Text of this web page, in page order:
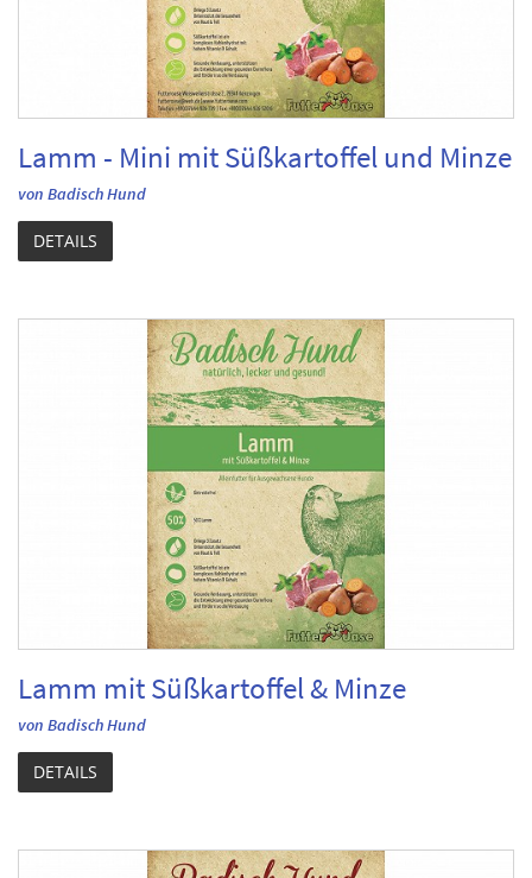
Lamm - Mini mit Süßkartoffel und Minze
von Badisch Hund
DETAILS
Lamm mit Süßkartoffel & Minze
von Badisch Hund
DETAILS